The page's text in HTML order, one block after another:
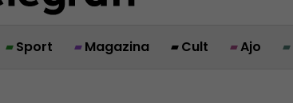
Sport Magazina Cult Ajo